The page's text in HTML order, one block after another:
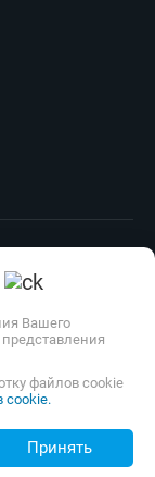
УНП 100008738
Вашего
представления
файлов cookie
cookie.
Принять